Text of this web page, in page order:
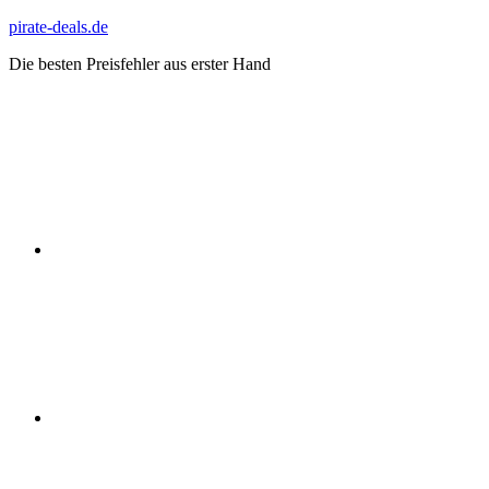
Zum
springen
pirate-deals.de
Die besten Preisfehler aus erster Hand